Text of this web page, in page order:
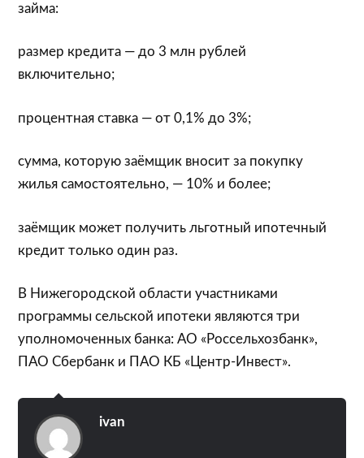
займа:
размер кредита — до 3 млн рублей
включительно;
процентная ставка — от 0,1% до 3%;
сумма, которую заёмщик вносит за покупку
жилья самостоятельно, — 10% и более;
заёмщик может получить льготный ипотечный
кредит только один раз.
В Нижегородской области участниками
программы сельской ипотеки являются три
уполномоченных банка: АО «Россельхозбанк»,
ПАО Сбербанк и ПАО КБ «Центр-Инвест».
ivan